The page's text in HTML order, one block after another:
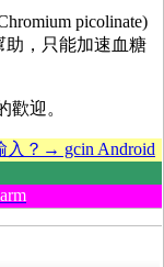
picolinate)
助，只能加速血糖
歡迎。
入？→ gcin Android